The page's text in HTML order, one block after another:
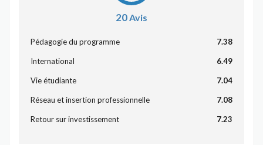
20Avis
Pédagogie du programme 7.38
International 6.49
Vie étudiante 7.04
Réseau et insertion professionnelle 7.08
Retour sur investissement 7.23